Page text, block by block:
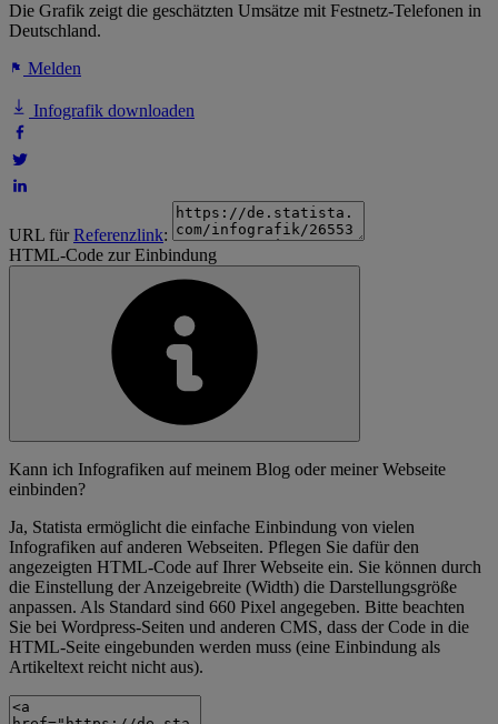
Die Grafik zeigt die geschätzten Umsätze mit Festnetz-Telefonen in
Deutschland.
Melden
Infografik downloaden
URL fürReferenzlink:
HTML-Code zur Einbindung
Kann ich Infografiken auf meinem Blog oder meiner Webseite
einbinden?
Ja, Statista ermöglicht die einfache Einbindung von vielen
Infografiken auf anderen Webseiten. Pflegen Sie dafür den
angezeigten HTML-Code auf Ihrer Webseite ein. Sie können durch
die Einstellung der Anzeigebreite (Width) die Darstellungsgröße
anpassen. Als Standard sind 660 Pixel angegeben. Bitte beachten
Sie bei Wordpress-Seiten und anderen CMS, dass der Code in die
HTML-Seite eingebunden werden muss (eine Einbindung als
Artikeltext reicht nicht aus).